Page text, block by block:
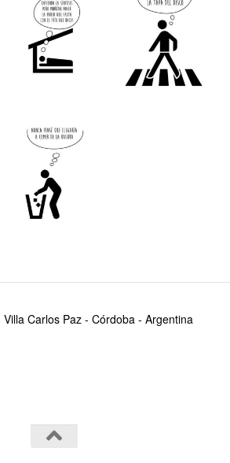
Carlos Paz - Córdoba - Argentina